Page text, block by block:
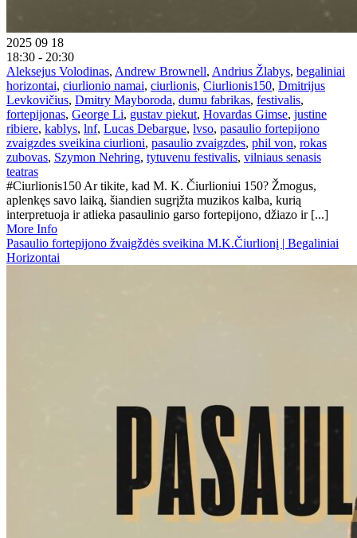
2025 09 18
18:30 - 20:30
Aleksejus Volodinas, Andrew Brownell, Andrius Žlabys, begaliniai
horizontai, ciurlionio namai, ciurlionis, Ciurlionis150, Dmitrijus
Levkovičius, Dmitry Mayboroda, dumu fabrikas, festivalis,
fortepijonas, George Li, gustav piekut, Hovardas Gimse, justine
ribiere, kablys, lnf, Lucas Debargue, lvso, pasaulio fortepijono
zvaigzdes sveikina ciurlioni, pasaulio zvaigzdes, phil von, rokas
zubovas, Szymon Nehring, tytuvenu festivalis, vilniaus senasis
teatras
#Ciurlionis150 Ar tikite, kad M. K. Čiurlioniui 150? Žmogus,
aplenkęs savo laiką, šiandien sugrįžta muzikos kalba, kurią
interpretuoja ir atlieka pasaulinio garso fortepijono, džiazo ir [...]
More Info
Pasaulio fortepijono žvaigždės sveikina M.K.Čiurlionį | Begaliniai
Horizontai